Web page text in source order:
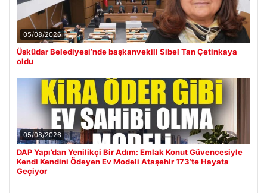
05/08/2026
Üsküdar Belediyesi’nde başkanvekili Sibel Tan Çetinkaya
oldu
05/08/2026
DAP Yapı’dan Yenilikçi Bir Adım: Emlak Konut Güvencesiyle
Kendi Kendini Ödeyen Ev Modeli Ataşehir 173’te Hayata
Geçiyor